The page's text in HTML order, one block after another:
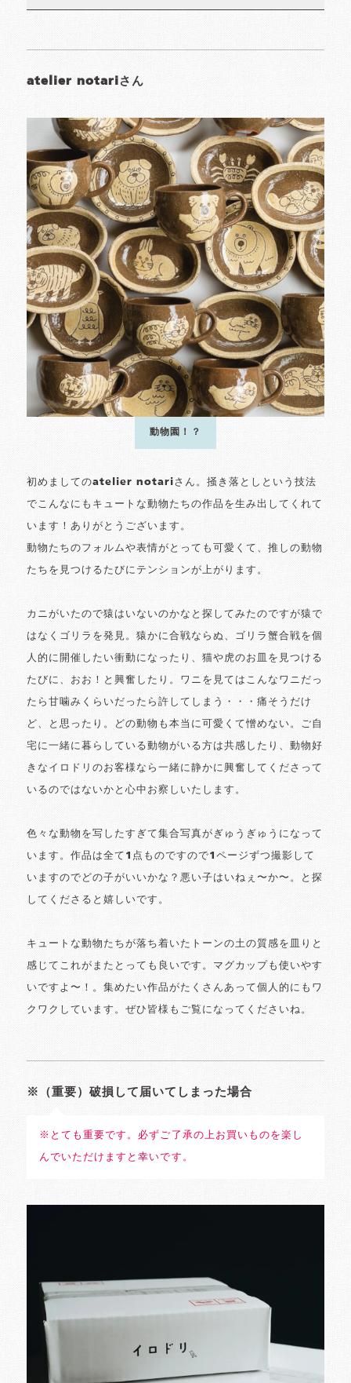
atelier notariさん
動物園！？
初めましてのatelier notariさん。掻き落としという技法
でこんなにもキュートな動物たちの作品を生み出してくれて
います！ありがとうございます。
動物たちのフォルムや表情がとっても可愛くて、推しの動物
たちを見つけるたびにテンションが上がります。
カニがいたので猿はいないのかなと探してみたのですが猿で
はなくゴリラを発見。猿かに合戦ならぬ、ゴリラ蟹合戦を個
人的に開催したい衝動になったり、猫や虎のお皿を見つける
たびに、おお！と興奮したり。ワニを見てはこんなワニだっ
たら甘噛みくらいだったら許してしまう・・・痛そうだけ
ど、と思ったり。どの動物も本当に可愛くて憎めない。ご自
宅に一緒に暮らしている動物がいる方は共感したり、動物好
きなイロドリのお客様なら一緒に静かに興奮してくださって
いるのではないかと心中お察しいたします。
色々な動物を写したすぎて集合写真がぎゅうぎゅうになって
います。作品は全て1点ものですので1ページずつ撮影して
いますのでどの子がいいかな？悪い子はいねぇ〜か〜。と探
してくださると嬉しいです。
キュートな動物たちが落ち着いたトーンの土の質感を皿りと
感じてこれがまたとっても良いです。マグカップも使いやす
いですよ〜！。集めたい作品がたくさんあって個人的にもワ
クワクしています。ぜひ皆様もご覧になってくださいね。
※（重要）破損して届いてしまった場合
※とても重要です。必ずご了承の上お買いものを楽し
んでいただけますと幸いです。